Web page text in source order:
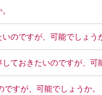
のですが、可能でしょう
ておきたいのですが、可
すが、可能でしょうか。